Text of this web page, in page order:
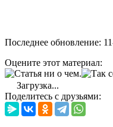
Последнее обновление:
Оцените этот материал:
Загрузка...
Поделитесь с друзьями: